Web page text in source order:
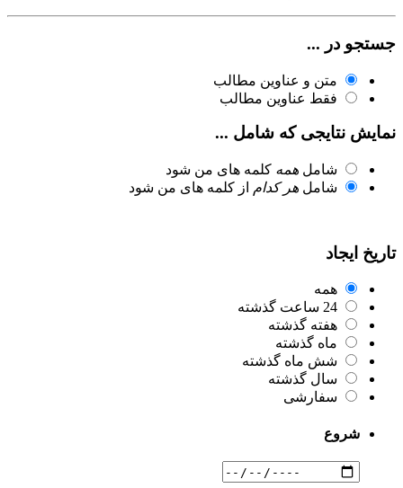
جستجو در ...
متن و عناوین مطالب
فقط عناوین مطالب
نمایش نتایجی که شامل ...
شامل همه کلمه های من شود
شامل هر کدام از کلمه های من شود
تاریخ ایجاد
همه
24 ساعت گذشته
هفته گذشته
ماه گذشته
شش ماه گذشته
سال گذشته
سفارشی
شروع